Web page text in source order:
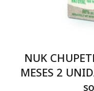
NUK
MESES 2